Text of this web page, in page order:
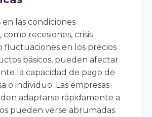
en las condiciones
, como recesiones, crisis
fluctuaciones en los precios
básicos, pueden afectar
la capacidad de pago de
o individuo. Las empresas
adaptarse rápidamente a
pueden verse abrumadas